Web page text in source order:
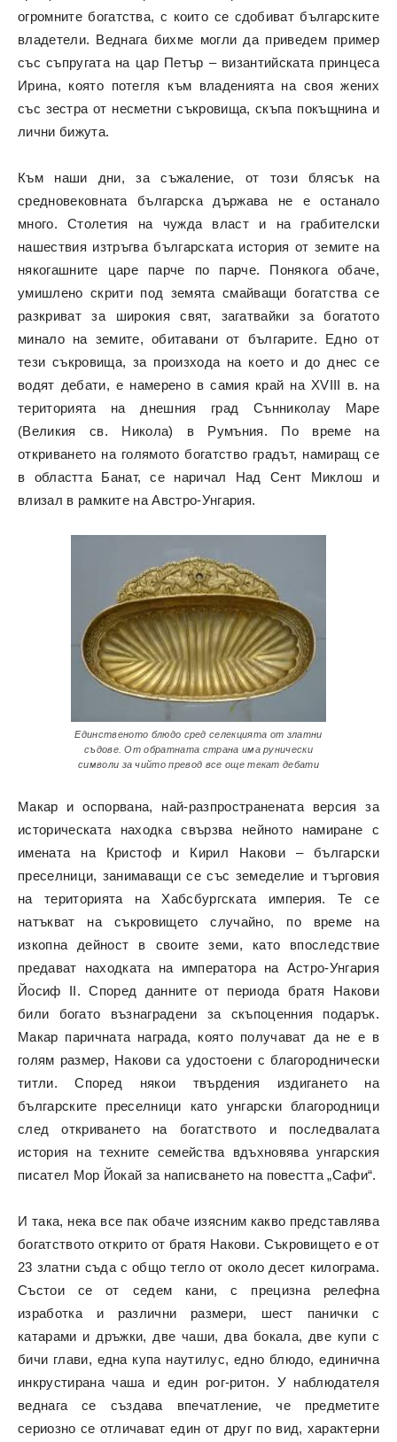
огромните богатства, с които се сдобиват българските
владетели. Веднага бихме могли да приведем пример
със съпругата на цар Петър – византийската принцеса
Ирина, която потегля към владенията на своя жених
със зестра от несметни съкровища, скъпа покъщнина и
лични бижута.
Към наши дни, за съжаление, от този блясък на
средновековната българска държава не е останало
много. Столетия на чужда власт и на грабителски
нашествия изтръгва българската история от земите на
някогашните царе парче по парче. Понякога обаче,
умишлено скрити под земята смайващи богатства се
разкриват за широкия свят, загатвайки за богатото
минало на земите, обитавани от българите. Едно от
тези съкровища, за произхода на което и до днес се
водят дебати, е намерено в самия край на XVIII в. на
територията на днешния град Сънниколау Маре
(Великия св. Никола) в Румъния. По време на
откриването на голямото богатство градът, намиращ се
в областта Банат, се наричал Над Сент Миклош и
влизал в рамките на Австро-Унгария.
Единственото блюдо сред селекцията от златни
съдове. От обратната страна има рунически
символи за чийто превод все още текат дебати
Макар и оспорвана, най-разпространената версия за
историческата находка свързва нейното намиране с
имената на Кристоф и Кирил Накови – български
преселници, занимаващи се със земеделие и търговия
на територията на Хабсбургската империя. Те се
натъкват на съкровището случайно, по време на
изкопна дейност в своите земи, като впоследствие
предават находката на императора на Астро-Унгария
Йосиф II. Според данните от периода братя Накови
били богато възнаградени за скъпоценния подарък.
Макар паричната награда, която получават да не е в
голям размер, Накови са удостоени с благороднически
титли. Според някои твърдения издигането на
българските преселници като унгарски благородници
след откриването на богатството и последвалата
история на техните семейства вдъхновява унгарския
писател Мор Йокай за написването на повестта „Сафи“.
И така, нека все пак обаче изясним какво представлява
богатството открито от братя Накови. Съкровището е от
23 златни съда с общо тегло от около десет килограма.
Състои се от седем кани, с прецизна релефна
изработка и различни размери, шест панички с
катарами и дръжки, две чаши, два бокала, две купи с
бичи глави, една купа наутилус, едно блюдо, единична
инкрустирана чаша и един рог-ритон. У наблюдателя
веднага се създава впечатление, че предметите
сериозно се отличават един от друг по вид, характерни